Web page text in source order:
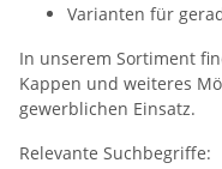
Varianten für
In unserem Sortiment
Kappen und weiteres
gewerblichen Einsatz.
Relevante Suchbegriffe: